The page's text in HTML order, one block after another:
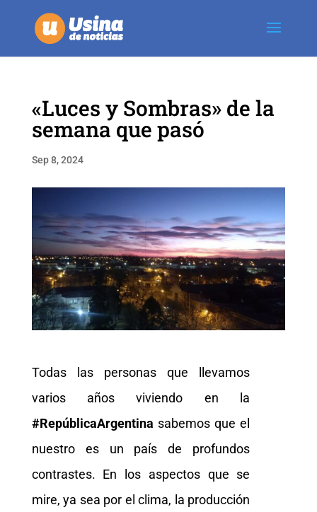
«Luces y Sombras» de la
semana que pasó
Sep 8, 2024
Todas las personas que llevamos
varios años viviendo en la
#RepúblicaArgentina sabemos que el
nuestro es un país de profundos
contrastes. En los aspectos que se
mire, ya sea por el clima, la producción